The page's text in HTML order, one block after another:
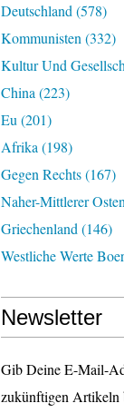
Deutschland (578)
Kommunisten (332)
Kultur Und
China (223)
Eu (201)
Afrika (198)
Gegen Rechts(167)
Naher-Mittlerer Osten
Griechenland (146)
Westliche Werte
Newsletter
Gib Deine E-Mail-
zukünftigen Artikeln